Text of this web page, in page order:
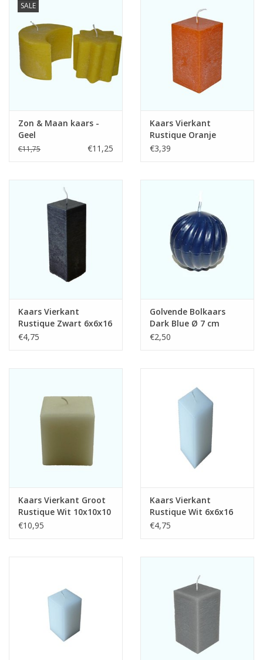
SALE
Zon & Maan kaars -
Geel
€11,75 €11,25
Kaars Vierkant
Rustique Oranje
6x6x10 cm
€3,39
Kaars Vierkant
Rustique Zwart 6x6x16
cm
€4,75
Golvende Bolkaars
Dark Blue Ø 7 cm
€2,50
Kaars Vierkant Groot
Rustique Wit 10x10x10
cm
€10,95
Kaars Vierkant
Rustique Wit 6x6x16
cm
€4,75